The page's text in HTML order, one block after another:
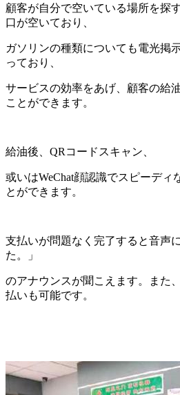
顧客が自分で空いている場所を探
口が空いており、
ガソリンの種類についても電光掲
っており、
サービスの効率をあげ、顧客の給
ことができます。
給油後、QRコードスキャン、
或いはWeChat顔認識でスピーディ
とができます。
支払いが問題なく完了すると音声
た。」
のアナウンスが聞こえます。また
払いも可能です。